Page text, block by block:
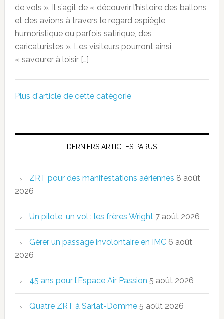
de vols ». Il s’agit de « découvrir l’histoire des ballons
et des avions à travers le regard espiègle,
humoristique ou parfois satirique, des
caricaturistes ». Les visiteurs pourront ainsi
« savourer à loisir […]
Plus d'article de cette catégorie
DERNIERS ARTICLES PARUS
ZRT pour des manifestations aériennes 8 août
2026
Un pilote, un vol : les frères Wright 7 août 2026
Gérer un passage involontaire en IMC 6 août
2026
45 ans pour l’Espace Air Passion 5 août 2026
Quatre ZRT à Sarlat-Domme 5 août 2026